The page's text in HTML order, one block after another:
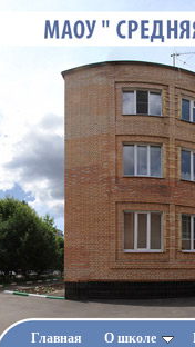
Главная О школе